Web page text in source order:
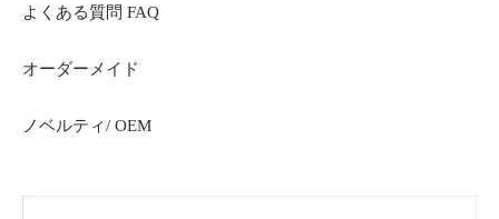
よくある質問 FAQ
オーダーメイド
ノベルティ/ OEM